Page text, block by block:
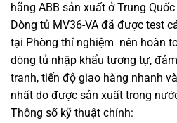
hãng ABB sản xuất ở Trung
Dòng tủ MV36-VA đã được test
tại Phòng thí nghiệm nên hoàn
dòng tủ nhập khẩu tương tự,
tranh, tiến độ giao hàng nhanh
nhất do được sản xuất trong
Thông số kỹ thuật chính: